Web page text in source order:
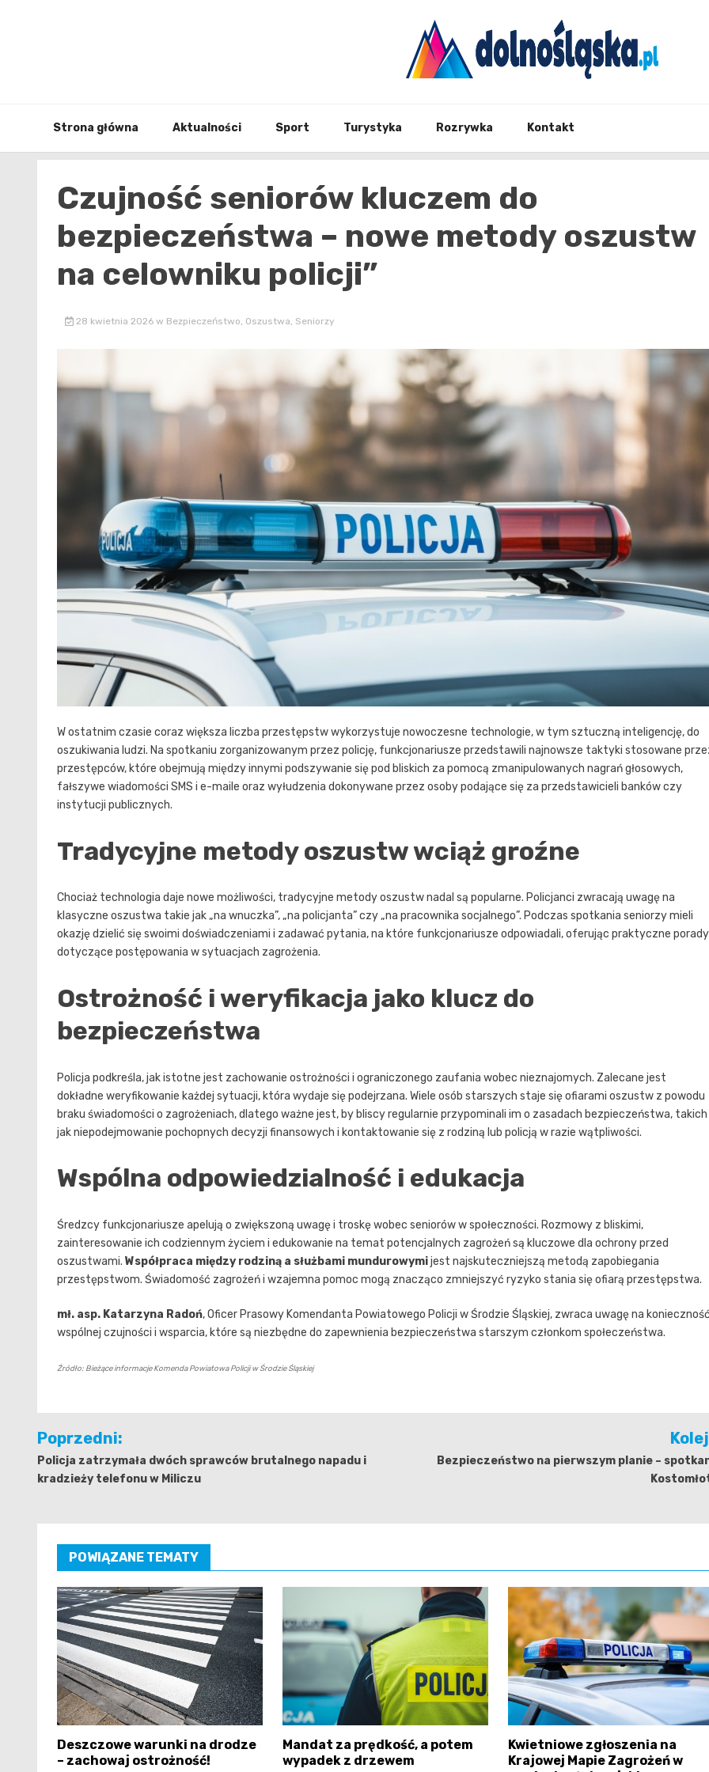
Strona główna Aktualności Sport Turystyka Rozrywka Kontakt
Czujność seniorów kluczem do
bezpieczeństwa – nowe metody oszustw
na celowniku policji”
28 kwietnia 2026 w Bezpieczeństwo, Oszustwa, Seniorzy
W ostatnim czasie coraz większa liczba przestępstw wykorzystuje nowoczesne technologie, w tym sztuczną inteligencję, do
oszukiwania ludzi. Na spotkaniu zorganizowanym przez policję, funkcjonariusze przedstawili najnowsze taktyki stosowane
przestępców, które obejmują między innymi podszywanie się pod bliskich za pomocą zmanipulowanych nagrań głosowych,
fałszywe wiadomości SMS i e-maile oraz wyłudzenia dokonywane przez osoby podające się za przedstawicieli banków czy
instytucji publicznych.
Tradycyjne metody oszustw wciąż groźne
Chociaż technologia daje nowe możliwości, tradycyjne metody oszustw nadal są popularne. Policjanci zwracają uwagę na
klasyczne oszustwa takie jak „na wnuczka”, „na policjanta” czy „na pracownika socjalnego”. Podczas spotkania seniorzy mieli
okazję dzielić się swoimi doświadczeniami i zadawać pytania, na które funkcjonariusze odpowiadali, oferując praktyczne porady
dotyczące postępowania w sytuacjach zagrożenia.
Ostrożność i weryfikacja jako klucz do
bezpieczeństwa
Policja podkreśla, jak istotne jest zachowanie ostrożności i ograniczonego zaufania wobec nieznajomych. Zalecane jest
dokładne weryfikowanie każdej sytuacji, która wydaje się podejrzana. Wiele osób starszych staje się ofiarami oszustw z powodu
braku świadomości o zagrożeniach, dlatego ważne jest, by bliscy regularnie przypominali im o zasadach bezpieczeństwa, takich
jak niepodejmowanie pochopnych decyzji finansowych i kontaktowanie się z rodziną lub policją w razie wątpliwości.
Wspólna odpowiedzialność i edukacja
Średzcy funkcjonariusze apelują o zwiększoną uwagę i troskę wobec seniorów w społeczności. Rozmowy z bliskimi,
zainteresowanie ich codziennym życiem i edukowanie na temat potencjalnych zagrożeń są kluczowe dla ochrony przed
oszustwami. Współpraca między rodziną a służbami mundurowymijest najskuteczniejszą metodą zapobiegania
przestępstwom. Świadomość zagrożeń i wzajemna pomoc mogą znacząco zmniejszyć ryzyko stania się ofiarą przestępstwa.
mł. asp. Katarzyna Radoń, Oficer Prasowy Komendanta Powiatowego Policji w Środzie Śląskiej, zwraca uwagę na
wspólnej czujności i wsparcia, które są niezbędne do zapewnienia bezpieczeństwa starszym członkom społeczeństwa.
Źródło: Bieżące informacje Komenda Powiatowa Policji w Środzie Śląskiej
Nawigacja
wpisu
Poprzedni:
Policja zatrzymała dwóch sprawców brutalnego napadu i
kradzieży telefonu w Miliczu
Bezpieczeństwo na pierwszym planie –
POWIĄZANE TEMATY
Deszczowe warunki na drodze
– zachowaj ostrożność!
Mandat za prędkość, a potem
wypadek z drzewem
Kwietniowe zgłoszenia na
Krajowej Mapie Zagrożeń w